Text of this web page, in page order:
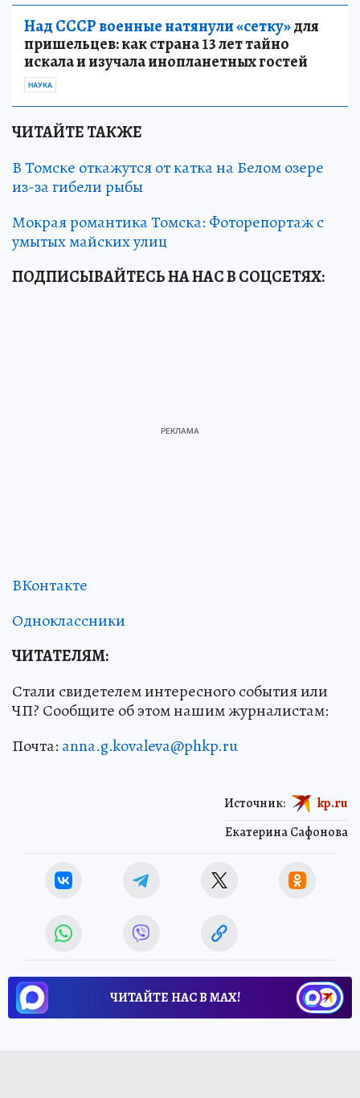
Над СССР военные натянули «сетку»для
пришельцев: как страна 13 лет тайно
искала и изучала инопланетных гостей
НАУКА
ЧИТАЙТЕ ТАКЖЕ
В Томске откажутся от катка на Белом озере
из-за гибели рыбы
Мокрая романтика Томска: Фоторепортаж с
умытых майских улиц
ПОДПИСЫВАЙТЕСЬ НА НАС В СОЦСЕТЯХ:
ВКонтакте
Одноклассники
ЧИТАТЕЛЯМ:
Стали свидетелем интересного события или
ЧП? Сообщите об этом нашим журналистам:
Почта: anna.g.kovaleva@phkp.ru
Екатерина Сафонова
Источник: kp.ru
ЧИТАЙТЕ НАС В МАХ!